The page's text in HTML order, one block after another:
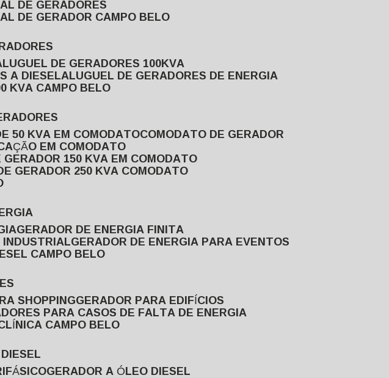
DE GERADORES
DE GERADOR CAMPO BELO
ALUGUEL DE GERADORES 100KVA
A DIESEL ALUGUEL DE GERADORES DE ENERGIA
KVA CAMPO BELO
50 KVA EM COMODATO COMODATO DE GERADOR
EM COMODATO
GERADOR 150 KVA EM COMODATO
GERADOR 250 KVA COMODATO
GERADOR DE ENERGIA FINITA
INDUSTRIAL GERADOR DE ENERGIA PARA EVENTOS
CAMPO BELO
SHOPPING GERADOR PARA EDIFÍCIOS
PARA CASOS DE FALTA DE ENERGIA
CAMPO BELO
GERADOR A ÓLEO DIESEL